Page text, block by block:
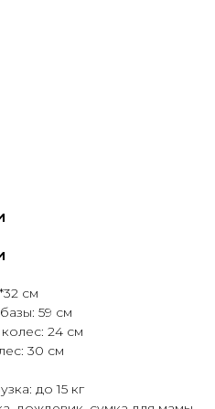
см
59 см
24 см
30 см
до 15 кг